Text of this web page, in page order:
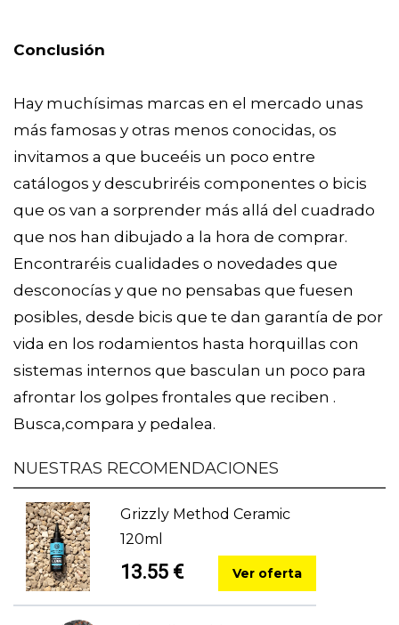
Conclusión
Hay muchísimas marcas en el mercado unas
más famosas y otras menos conocidas, os
invitamos a que buceéis un poco entre
catálogos y descubriréis componentes o bicis
que os van a sorprender más allá del cuadrado
que nos han dibujado a la hora de comprar.
Encontraréis cualidades o novedades que
desconocías y que no pensabas que fuesen
posibles, desde bicis que te dan garantía de por
vida en los rodamientos hasta horquillas con
sistemas internos que basculan un poco para
afrontar los golpes frontales que reciben .
Busca,compara y pedalea.
NUESTRAS RECOMENDACIONES
Grizzly Method Ceramic
120ml
13.55 € Ver oferta